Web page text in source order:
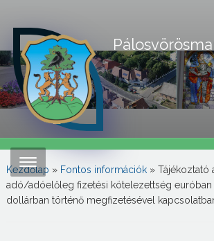
Kezdőlap » Fontos információk» Tájékoztató
adó/adóelőleg fizetési kötelezettség euróban
dollárban történő megfizetésével